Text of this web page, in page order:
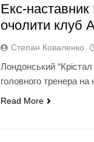
Екс-
очолити клуб
Степан Коваленко
Лондонський
головного тренера на
Read More